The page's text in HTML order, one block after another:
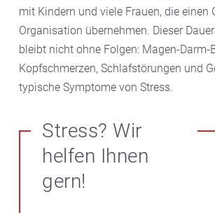
mit Kindern und viele Frauen, die einen
Organisation übernehmen. Dieser
bleibt nicht ohne Folgen: Magen-Darm-
Kopfschmerzen, Schlafstörungen und
typische Symptome von Stress.
Stress? Wir
helfen Ihnen
gern!